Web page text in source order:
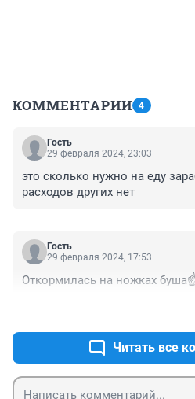
КОММЕНТАРИИ 4
Гость
29 февраля 2024, 23:03
это сколько нужно на еду
расходов других нет
Гость
29 февраля 2024, 17:53
Откормилась на ножках буша☝️
Читать все